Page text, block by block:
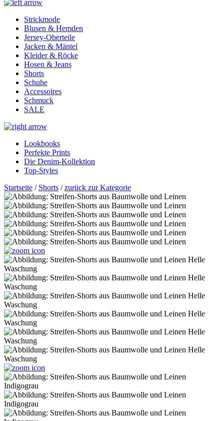
Strickmode
Blusen & Hemden
Jersey-Oberteile
Jacken & Mäntel
Kleider & Röcke
Hosen & Jeans
Shorts
Schuhe
Accessoires
Schmuck
SALE
Lookbooks
Perfekte Prints
Die Denim-Kollektion
Top-Styles
Startseite / Shorts /zurück zur Kategorie